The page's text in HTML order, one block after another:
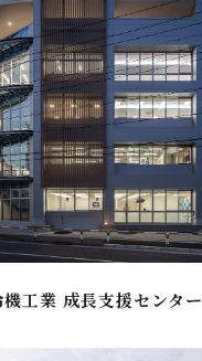
工業 成長支援センター